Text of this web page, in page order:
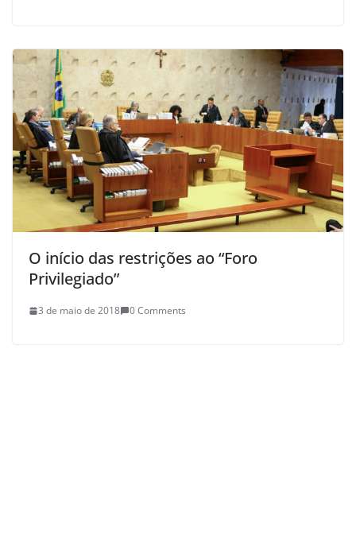
O início das restrições ao “Foro
Privilegiado”
3 de maio de 2018 0 Comments